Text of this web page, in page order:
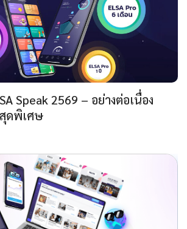
Speak 2569 – อย่างต่อเนื่อง
ดพิเศษ